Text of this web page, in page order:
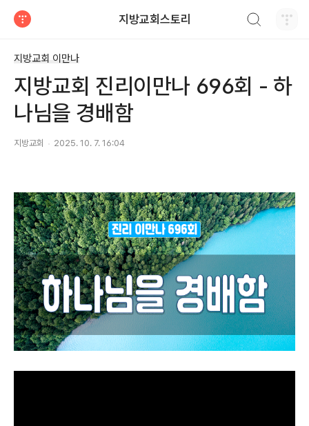
지방교회스토리
지방교회 이만나
지방교회 진리이만나 696회 - 하
나님을 경배함
지방교회 2025. 10. 7. 16:04